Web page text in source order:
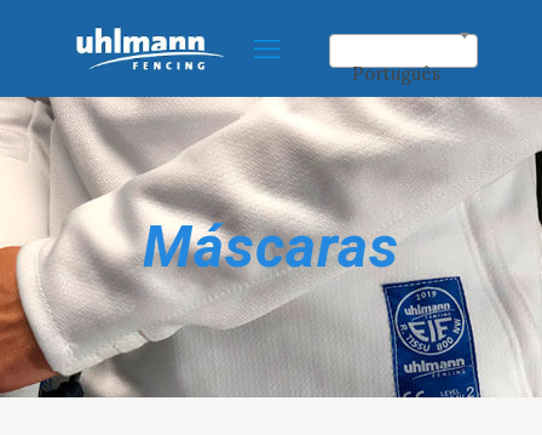
Português
Máscaras